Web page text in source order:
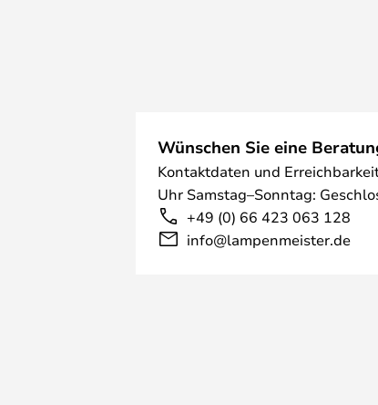
Wünschen Sie eine
Kontaktdaten und
Uhr Samstag–Sonntag:
+49 (0) 66 423 063 128
info@lampenmeister.de